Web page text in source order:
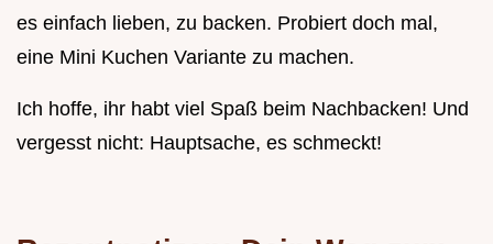
es einfach lieben, zu backen. Probiert doch mal,
eine Mini Kuchen Variante zu machen.
Ich hoffe, ihr habt viel Spaß beim Nachbacken! Und
vergesst nicht: Hauptsache, es schmeckt!